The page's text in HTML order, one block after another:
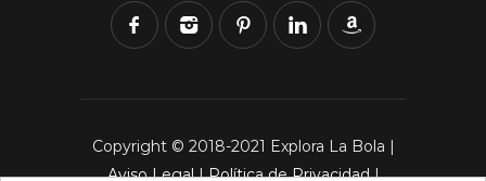
Copyright © 2018-2021 Explora La Bola |
Aviso Legal|Política de Privacidad|